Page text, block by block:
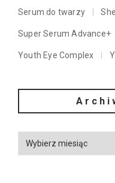
Serum do twarzy
Super Serum Advance+
Youth Eye Complex